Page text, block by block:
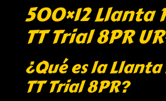
500×12 Llanta
TT Trial 8PR
¿Qué es la Llanta
TT Trial 8PR?